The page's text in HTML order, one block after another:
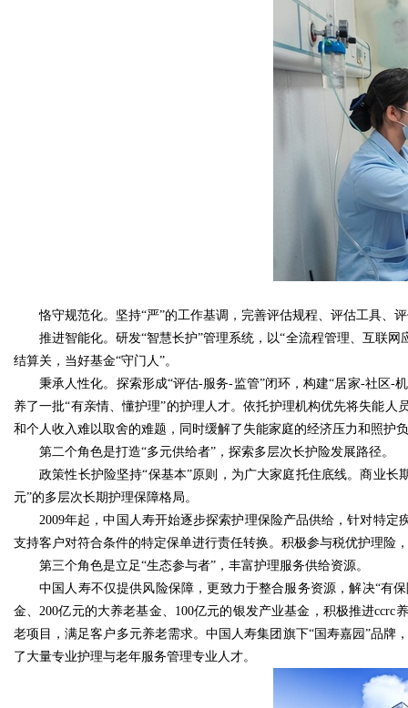
恪守规范化。坚持“严”的工作基调，完善评估规程、评估工具、
推进智能化。研发“智慧长护”管理系统，以“全流程管理、互联
结算关，当好基金“守门人”。
秉承人性化。探索形成“评估-服务-监管”闭环，构建“居家-社区-
养了一批“有亲情、懂护理”的护理人才。依托护理机构优先将失能
和个人收入难以取舍的难题，同时缓解了失能家庭的经济压力和照护
第二个角色是打造“多元供给者”，探索多层次长护险发展路径。
政策性长护险坚持“保基本”原则，为广大家庭托住底线。商业
元”的多层次长期护理保障格局。
2009年起，中国人寿开始逐步探索护理保险产品供给，针对特
支持客户对符合条件的特定保单进行责任转换。积极参与税优护理险
第三个角色是立足“生态参与者”，丰富护理服务供给资源。
中国人寿不仅提供风险保障，更致力于整合服务资源，解决“有
金、200亿元的大养老基金、100亿元的银发产业基金，积极推进
老项目，满足客户多元养老需求。中国人寿集团旗下“国寿嘉园”品牌
了大量专业护理与老年服务管理专业人才。